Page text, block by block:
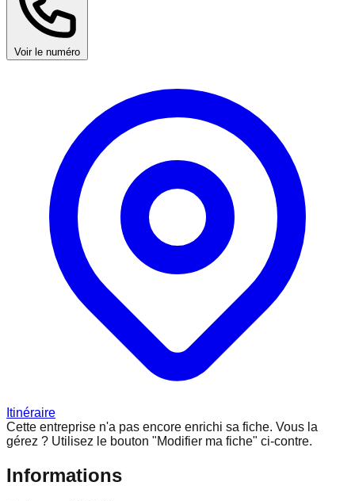
Voir le numéro
Itinéraire
Cette entreprise n'a pas encore enrichi sa fiche. Vous la
gérez ? Utilisez le bouton "Modifier ma fiche" ci-contre.
Informations